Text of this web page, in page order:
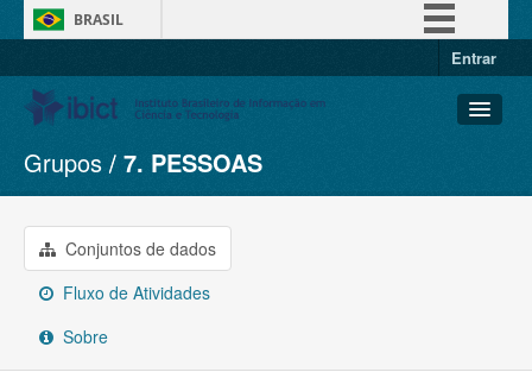
BRASIL
Entrar
Conjuntos de dados
Organizações
Grupos
Sobre
Grupos 7. PESSOAS
Conjuntos de dados
Fluxo de Atividades
Sobre